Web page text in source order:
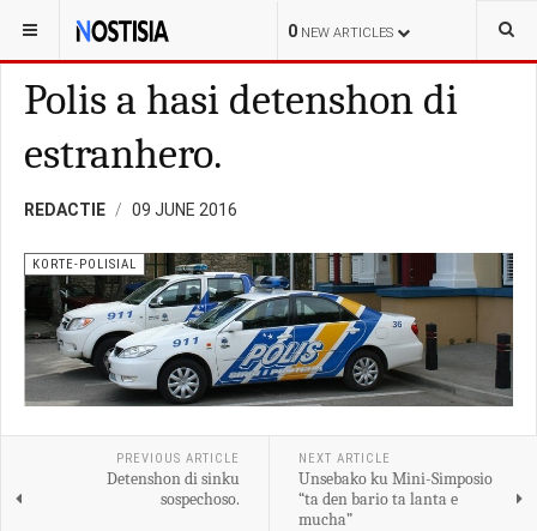
0 NEW ARTICLES
YOU ARE HERE: CURAÇAO LOKAL
Polis a hasi detenshon di
estranhero.
REDACTIE 09 JUNE 2016
KORTE-POLISIAL
PREVIOUS ARTICLE
Detenshon di sinku
sospechoso.
NEXT ARTICLE
Unsebako ku Mini-Simposio
“ta den bario ta lanta e
mucha”